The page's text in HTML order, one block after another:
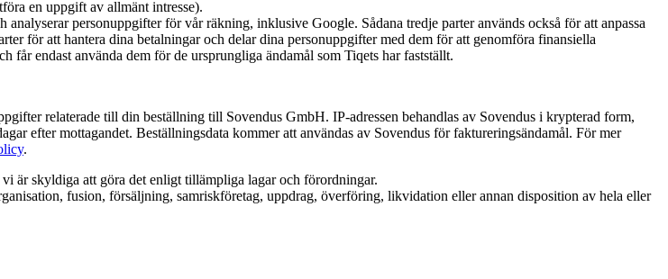
en uppgift av allmänt intresse).
personuppgifter för vår räkning, inklusive Google. Sådana tredje parter används också för att anpassa
för att hantera dina betalningar och delar dina personuppgifter med dem för att genomföra finansiella
endast använda dem för de ursprungliga ändamål som Tiqets har fastställt.
relaterade till din beställning till Sovendus GmbH. IP-adressen behandlas av Sovendus i krypterad form,
efter mottagandet. Beställningsdata kommer att användas av Sovendus för faktureringsändamål. För mer
.
är skyldiga att göra det enligt tillämpliga lagar och förordningar.
fusion, försäljning, samriskföretag, uppdrag, överföring, likvidation eller annan disposition av hela eller